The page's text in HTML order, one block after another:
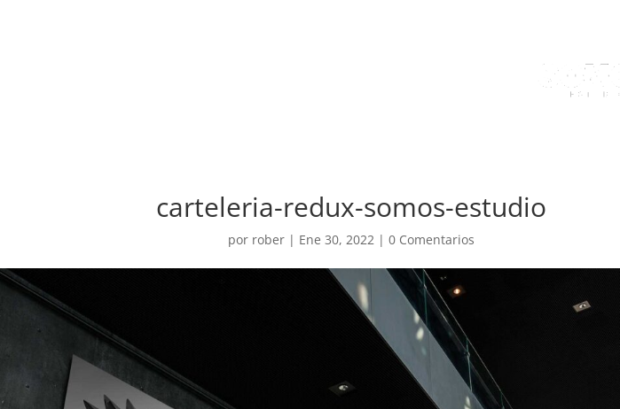
carteleria-redux-somos-estudio
por rober| Ene 30, 2022| 0 Comentarios